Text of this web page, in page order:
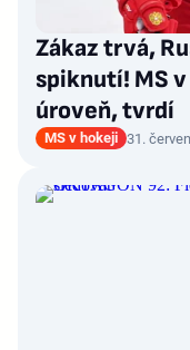
Zákaz trvá,
spiknutí! MS
úroveň, tvrdí
MS v hokeji 31.